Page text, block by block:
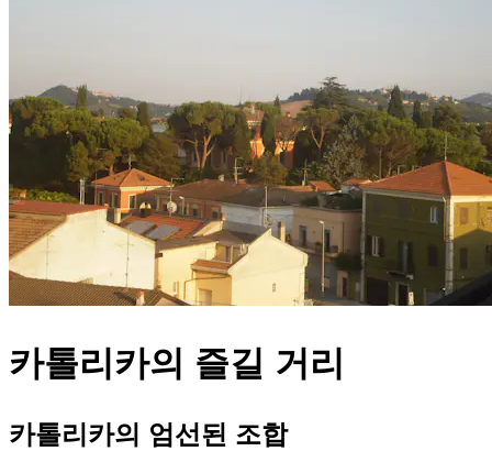
카톨리카의 즐길 거리
카톨리카의 엄선된 조합